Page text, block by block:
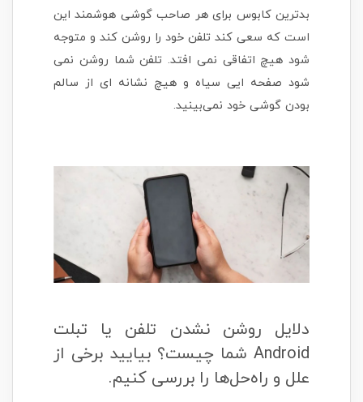
بدترین کابوس برای هر صاحب گوشی هوشمند این
است که سعی کند تلفن خود را روشن کند و متوجه
شود هیچ اتفاقی نمی افتد. تلفن شما روشن نمی
شود صفحه ایی سیاه و هیچ نشانه ای از سالم
بودن گوشی خود نمی‌بینید.
دلایل روشن نشدن تلفن یا تبلت
Android شما چیست؟ بیایید برخی از
علل و راه‌حل‌ها را بررسی کنیم.